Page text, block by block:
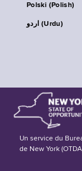
Polski (Polish)
اردو (Urdu)
Un service du
de New York